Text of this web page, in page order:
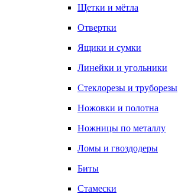
Щетки и мётла
Отвертки
Ящики и сумки
Линейки и угольники
Стеклорезы и труборезы
Ножовки и полотна
Ножницы по металлу
Ломы и гвоздодеры
Биты
Стамески